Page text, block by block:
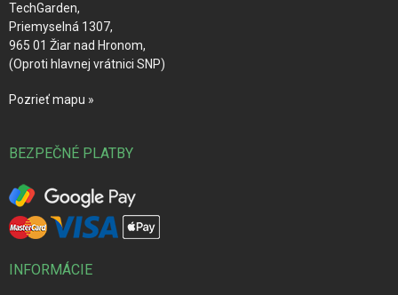
TechGarden,
Priemyselná 1307,
965 01 Žiar nad Hronom,
(Oproti hlavnej vrátnici SNP)
Pozrieť mapu »
BEZPEČNÉ PLATBY
INFORMÁCIE